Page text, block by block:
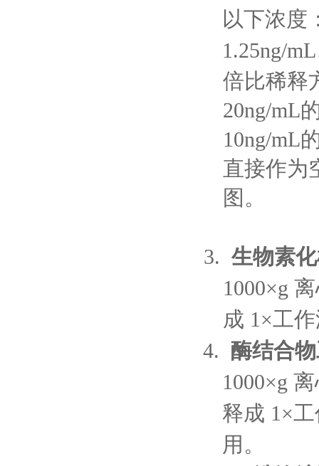
以下浓度
1.25ng/
倍比稀释
20ng/mL
10ng/mL
直接作为
图。
3. 生物素
1000×g
成 1×工
4. 酶结合
1000×g
释成 1×
用。